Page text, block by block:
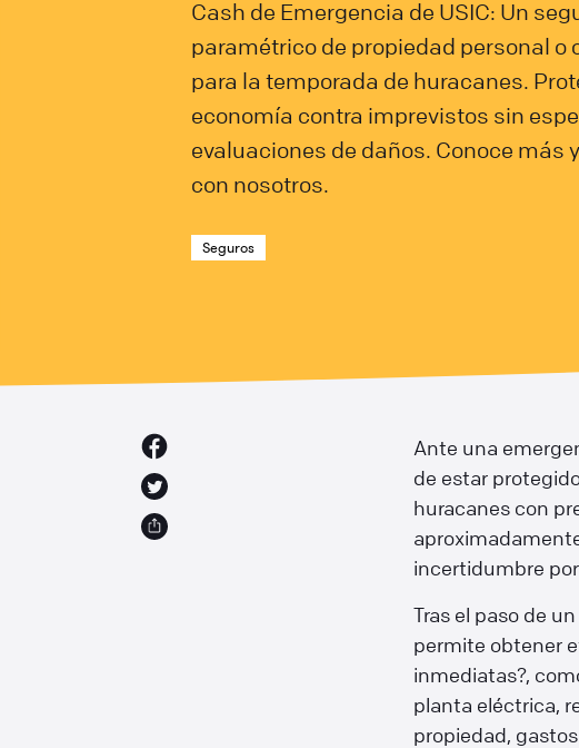
Cash de Emergencia de USIC: Un
paramétrico de propiedad personal o
para la temporada de huracanes.
economía contra imprevistos sin
evaluaciones de daños. Conoce más
con nosotros.
Seguros
Ante una
de estar
huracanes con
incertidumbre
Tras el paso de
permite obtener
inmediatas?,
planta eléctrica,
propiedad,